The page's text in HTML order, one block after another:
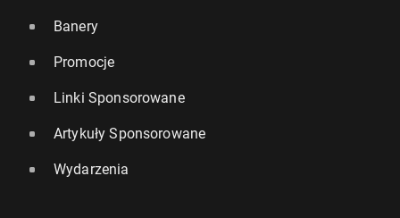
Banery
Promocje
Linki Sponsorowane
Artykuły Sponsorowane
Wydarzenia